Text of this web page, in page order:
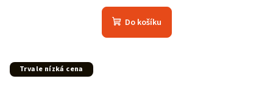
hodnocení
produktu
Do košíku
Trvale nízká cena